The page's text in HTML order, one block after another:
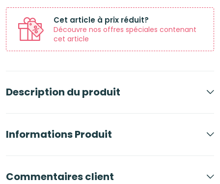
Cet article à prix réduit?
Découvre nos offres spéciales contenant
cet article
Description du produit
Informations Produit
Commentaires client